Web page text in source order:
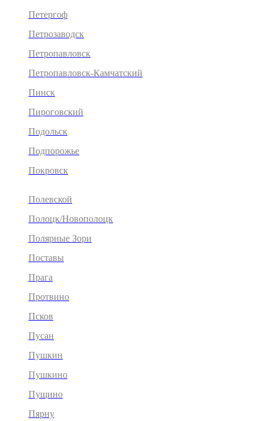
Петергоф
Петрозаводск
Петропавловск
Петропавловск-Камчатский
Пинск
Пироговский
Подольск
Подпорожье
Покровск
Полевской
Полоцк/Новополоцк
Полярные Зори
Поставы
Прага
Протвино
Псков
Пусан
Пушкин
Пушкино
Пущино
Пярну